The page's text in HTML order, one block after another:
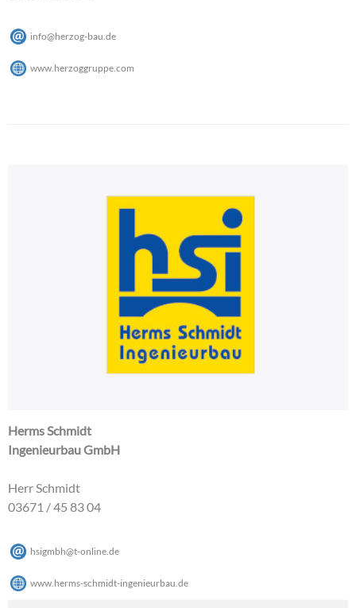
info@herzog-bau de
www.herzoggruppe.com
Herms Schmidt
Ingenieurbau GmbH
Herr Schmidt
03671 / 45 83 04
hsigmbh@t-online de
www.herms-schmidt-ingenieurbau.de